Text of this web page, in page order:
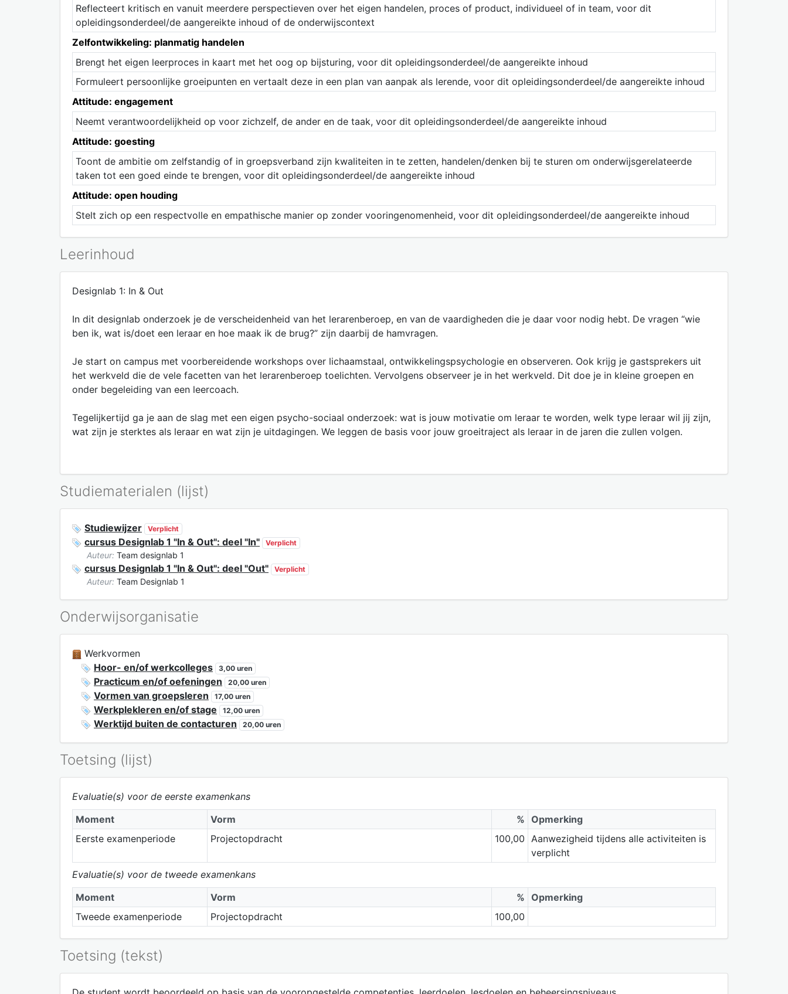
Reflecteert kritisch en vanuit meerdere perspectieven over het eigen handelen, proces of product, individueel of in team, voor dit
opleidingsonderdeel/de aangereikte inhoud of de onderwijscontext
Zelfontwikkeling: planmatig handelen
Brengt het eigen leerproces in kaart met het oog op bijsturing, voor dit opleidingsonderdeel/de aangereikte inhoud
Formuleert persoonlijke groeipunten en vertaalt deze in een plan van aanpak als lerende, voor dit opleidingsonderdeel/de aangereikte inhoud
Attitude: engagement
Neemt verantwoordelijkheid op voor zichzelf, de ander en de taak, voor dit opleidingsonderdeel/de aangereikte inhoud
Attitude: goesting
Toont de ambitie om zelfstandig of in groepsverband zijn kwaliteiten in te zetten, handelen/denken bij te sturen om onderwijsgerelateerde
taken tot een goed einde te brengen, voor dit opleidingsonderdeel/de aangereikte inhoud
Attitude: open houding
Stelt zich op een respectvolle en empathische manier op zonder vooringenomenheid, voor dit opleidingsonderdeel/de aangereikte inhoud
Leerinhoud
Designlab 1: In & Out
In dit designlab onderzoek je de verscheidenheid van het lerarenberoep, en van de vaardigheden die je daar voor nodig hebt. De vragen “wie
ben ik, wat is/doet een leraar en hoe maak ik de brug?” zijn daarbij de hamvragen.
Je start on campus met voorbereidende workshops over lichaamstaal, ontwikkelingspsychologie en observeren. Ook krijg je gastsprekers uit
het werkveld die de vele facetten van het lerarenberoep toelichten. Vervolgens observeer je in het werkveld. Dit doe je in kleine groepen en
onder begeleiding van een leercoach.
Tegelijkertijd ga je aan de slag met een eigen psycho-sociaal onderzoek: wat is jouw motivatie om leraar te worden, welk type leraar wil jij zijn,
wat zijn je sterktes als leraar en wat zijn je uitdagingen. We leggen de basis voor jouw groeitraject als leraar in de jaren die zullen volgen.
Studiematerialen (lijst)
Studiewijzer Verplicht
cursus Designlab 1 "In & Out": deel "In" Verplicht
Auteur: Team designlab 1
cursus Designlab 1 "In & Out": deel "Out" Verplicht
Auteur: Team Designlab 1
Onderwijsorganisatie
Werkvormen
Hoor- en/of werkcolleges
3,00 uren
Practicum en/of oefeningen 20,00 uren
Vormen van groepsleren 17,00 uren
Werkplekleren en/of stage 12,00 uren
Werktijd buiten de contacturen 20,00 uren
Toetsing (lijst)
Evaluatie(s) voor de eerste examenkans
Moment
Vorm % Opmerking
Eerste examenperiode
Projectopdracht 100,00 Aanwezigheid tijdens alle activiteiten is
verplicht
Evaluatie(s) voor de tweede examenkans
Moment
Vorm % Opmerking
Tweede examenperiode
Projectopdracht 100,00
Toetsing (tekst)